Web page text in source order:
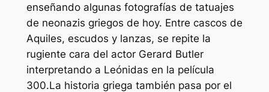
enseñando algunas fotografías de tatuajes
de neonazis griegos de hoy. Entre cascos de
Aquiles, escudos y lanzas, se repite la
rugiente cara del actor Gerard Butler
interpretando a Leónidas en la película
300.La historia griega también pasa por el